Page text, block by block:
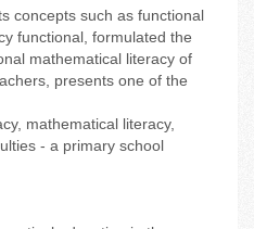
concepts such as functional
functional, formulated the
mathematical literacy of
presents one of the
mathematical literacy,
- a primary school